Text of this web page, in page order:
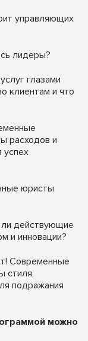
управляющих
лидеры?
глазами
клиентам и что
расходов и
успех
юристы
действующие
и инновации?
Современные
стиля,
подражания
можно